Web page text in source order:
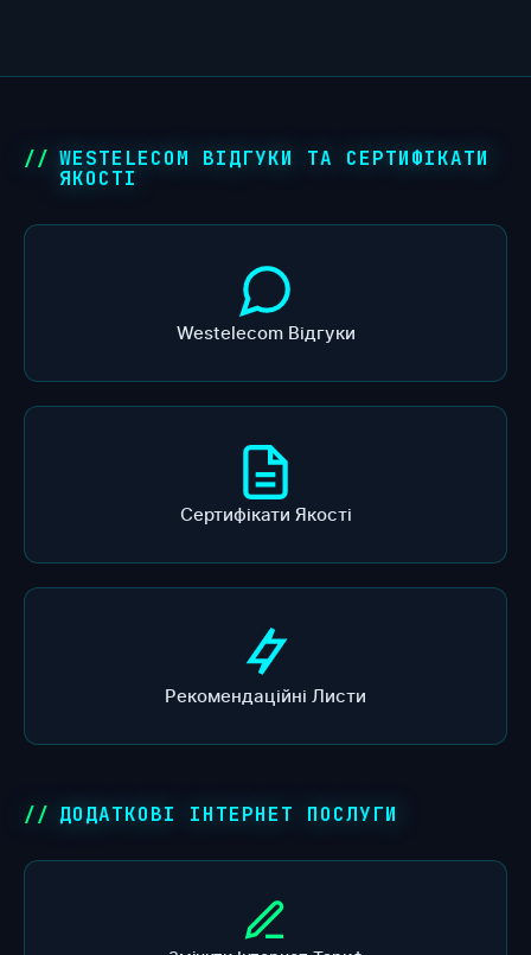
WESTELECOM ВІДГУКИ ТА СЕРТИФІКАТИ
ЯКОСТІ
Westelecom Відгуки
Сертифікати Якості
Рекомендаційні Листи
ДОДАТКОВІ ІНТЕРНЕТ ПОСЛУГИ